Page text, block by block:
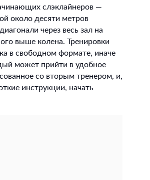
слэклайнеров —
около десяти метров
через весь зал на
выше колена. Тренировки
в свободном формате, иначе
может прийти в удобное
со вторым тренером, и,
инструкции, начать